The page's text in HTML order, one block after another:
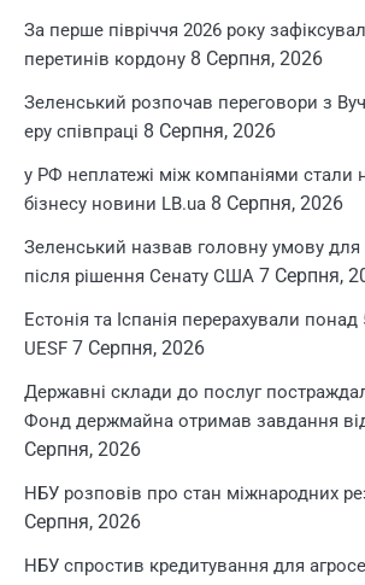
За перше півріччя 2026 року
перетинів кордону 8 Серпня, 2026
Зеленський розпочав переговори з
еру співпраці 8 Серпня, 2026
у РФ неплатежі між компаніями
бізнесу новини LB.ua 8 Серпня, 2026
Зеленський назвав головну умову для
після рішення Сенату США 7 Серпня,
Естонія та Іспанія перерахували
UESF 7 Серпня, 2026
Державні склади до послуг
Фонд держмайна отримав завдання
Серпня, 2026
НБУ розповів про стан міжнародних
Серпня, 2026
НБУ спростив кредитування для